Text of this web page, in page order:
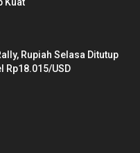
Kuat
Rupiah Selasa Ditutup
Rp18.015/USD